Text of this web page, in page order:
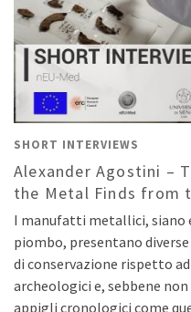
SHORT INTERVIEWS
Alexander Agostini –
the Metal Finds from
I manufatti metallici, siano
piombo, presentano
di conservazione rispetto
archeologici e, sebbene
appigli cronologici come